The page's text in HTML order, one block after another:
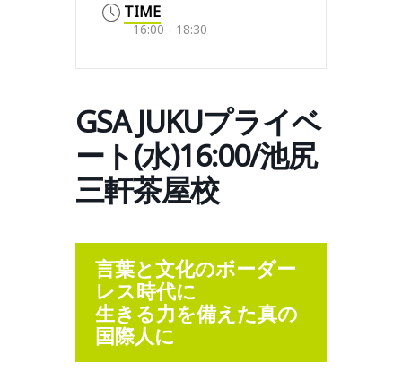
TIME
16:00 - 18:30
GSA JUKUプライベ
ート(水)16:00/池尻
三軒茶屋校
言葉と文化のボーダー
レス時代に
生きる力を備えた真の
国際人に